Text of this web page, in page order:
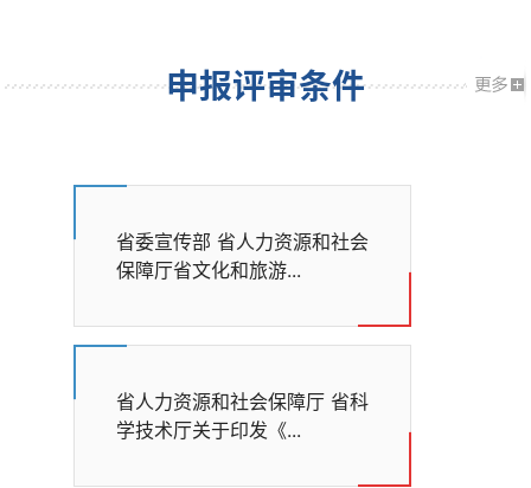
申报评审条件
省委宣传部 省人力资源和社会
保障厅省文化和旅游...
省人力资源和社会保障厅 省科
学技术厅关于印发《...